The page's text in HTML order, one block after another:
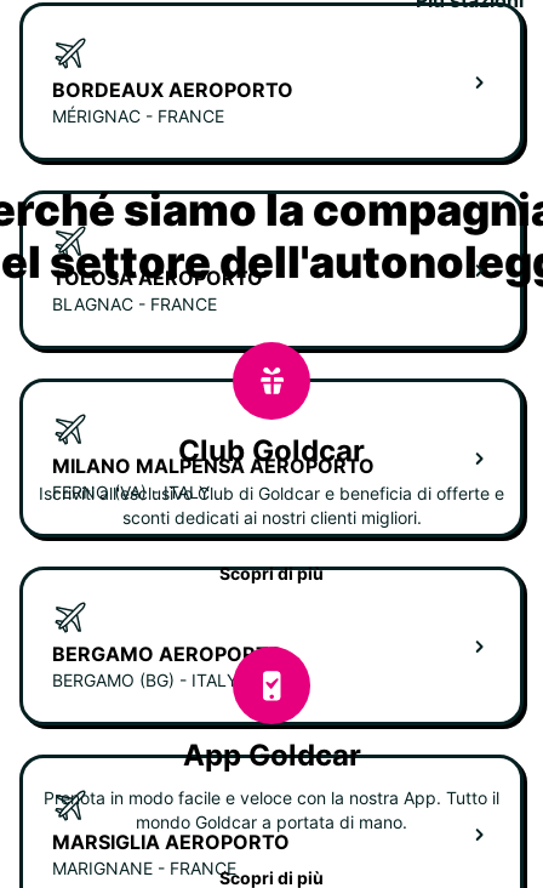
BORDEAUX AEROPORTO
MÉRIGNAC - FRANCE
TOLOSA AEROPORTO
BLAGNAC - FRANCE
MILANO MALPENSA AEROPORTO
FERNO (VA) - ITALY
BERGAMO AEROPORTO
BERGAMO (BG) - ITALY
MARSIGLIA AEROPORTO
MARIGNANE - FRANCE
siamo la
settore
Club Goldcar
Iscriviti all'esclusivo Club di Goldcar e beneficia di offerte e
sconti dedicati ai nostri clienti migliori.
Scopri di più
App Goldcar
Prenota in modo facile e veloce con la nostra App. Tutto il
mondo Goldcar a portata di mano.
Scopri di più